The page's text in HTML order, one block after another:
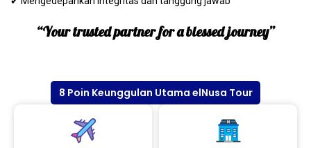
“Your trusted partner for a blessed journey”
8 Poin Keunggulan Utama elNusa Tour